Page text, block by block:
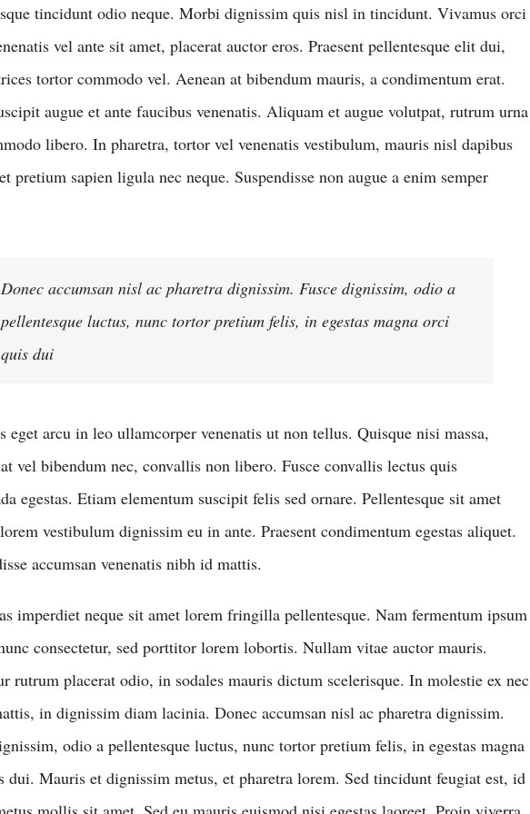
tincidunt odio neque. Morbi dignissim quis nisl in tincidunt. Vivamus orci
vel ante sit amet, placerat auctor eros. Praesent pellentesque elit dui,
tortor commodo vel. Aenean at bibendum mauris, a condimentum erat.
augue et ante faucibus venenatis. Aliquam et augue volutpat, rutrum urna
libero. In pharetra, tortor vel venenatis vestibulum, mauris nisl dapibus
pretium sapien ligula nec neque. Suspendisse non augue a enim semper
Donec accumsan nisl ac pharetra dignissim. Fusce dignissim, odio a
pellentesque luctus, nunc tortor pretium felis, in egestas magna orci
quis dui
eget arcu in leo ullamcorper venenatis ut non tellus. Quisque nisi massa,
vel bibendum nec, convallis non libero. Fusce convallis lectus quis
egestas. Etiam elementum suscipit felis sed ornare. Pellentesque sit amet
vestibulum dignissim eu in ante. Praesent condimentum egestas aliquet.
accumsan venenatis nibh id mattis.
imperdiet neque sit amet lorem fringilla pellentesque. Nam fermentum ipsum
consectetur, sed porttitor lorem lobortis. Nullam vitae auctor mauris.
rutrum placerat odio, in sodales mauris dictum scelerisque. In molestie ex nec
in dignissim diam lacinia. Donec accumsan nisl ac pharetra dignissim.
odio a pellentesque luctus, nunc tortor pretium felis, in egestas magna
dui. Mauris et dignissim metus, et pharetra lorem. Sed tincidunt feugiat est, id